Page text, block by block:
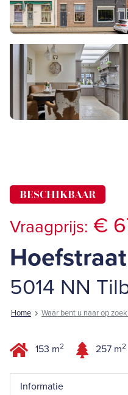
BESCHIKBAAR
Vraagprijs: €
5014 NN
Home Waar bent u naar op
153 m2 257 m2
Informatie